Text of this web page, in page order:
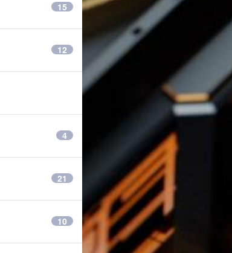
15
12
4
21
10